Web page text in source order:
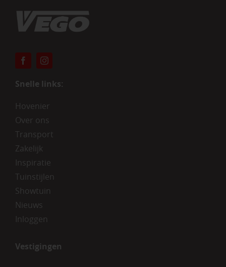
Snelle links:
Hovenier
Over ons
Transport
Zakelijk
Inspiratie
Tuinstijlen
Showtuin
Nieuws
Inloggen
Vestigingen